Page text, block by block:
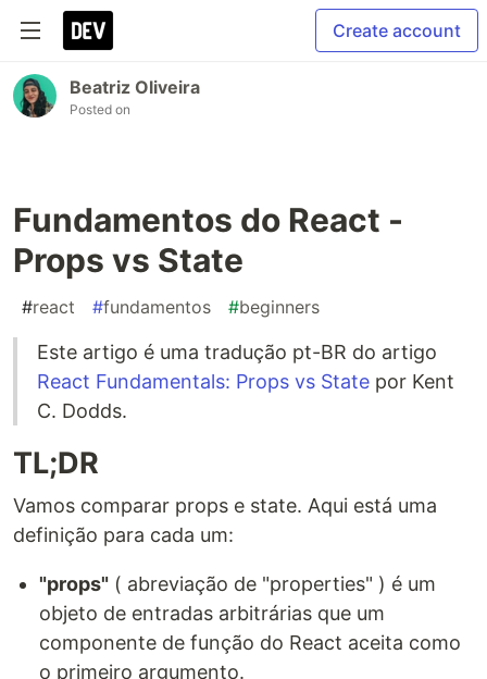
Create account
Beatriz Oliveira
Posted on
Fundamentos do React -
Props vs State
#react #fundamentos #beginners
Este artigo é uma tradução pt-BR do artigo
React Fundamentals: Props vs State por Kent
C. Dodds.
TL;DR
Vamos comparar props e state. Aqui está uma
definição para cada um:
"props" ( abreviação de "properties" ) é um
objeto de entradas arbitrárias que um
componente de função do React aceita como
o primeiro argumento.